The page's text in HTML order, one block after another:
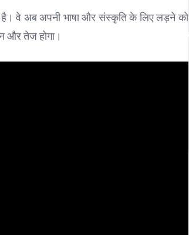
वे अब अपनी भाषा और संस्कृति के लिए लड़ने को
और तेज होगा।